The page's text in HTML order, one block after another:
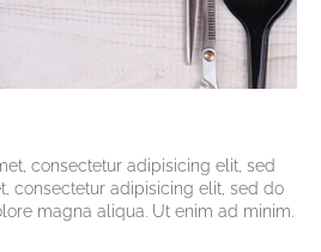
consectetur adipisicing elit, sed
consectetur adipisicing elit, sed do
magna aliqua. Ut enim ad minim.